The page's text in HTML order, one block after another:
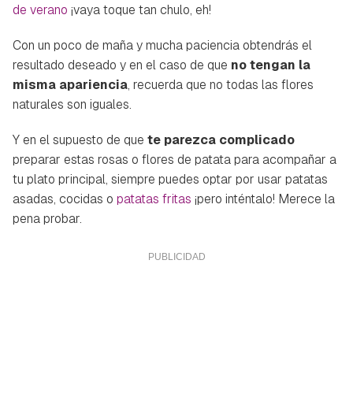
de verano ¡vaya toque tan chulo, eh!
Con un poco de maña y mucha paciencia obtendrás el
resultado deseado y en el caso de que no tengan la
misma apariencia, recuerda que no todas las flores
naturales son iguales.
Y en el supuesto de que te parezca complicado
preparar estas rosas o flores de patata para acompañar a
tu plato principal, siempre puedes optar por usar patatas
asadas, cocidas o patatas fritas ¡pero inténtalo! Merece la
pena probar.